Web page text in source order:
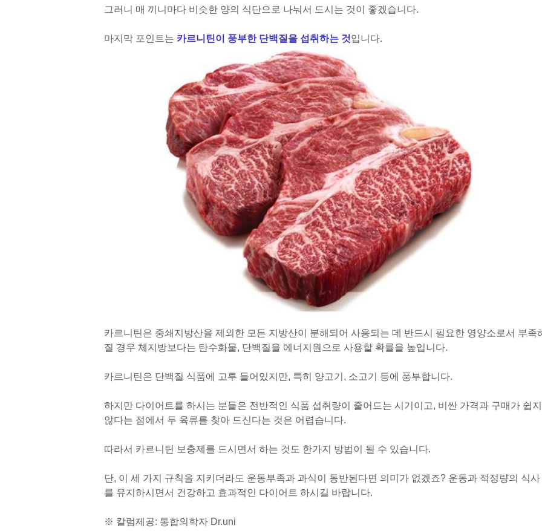
그러니 매 끼니마다 비슷한 양의 식단으로 나눠서 드시는 것이 좋겠습니다.
마지막 포인트는 카르니틴이 풍부한 단백질을 섭취하는 것입니다.
카르니틴은 중쇄지방산을 제외한 모든 지방산이 분해되어 사용되는 데 반드시 필요한 영양소로서 부족
질 경우 체지방보다는 탄수화물, 단백질을 에너지원으로 사용할 확률을 높입니다.
카르니틴은 단백질 식품에 고루 들어있지만, 특히 양고기, 소고기 등에 풍부합니다.
하지만 다이어트를 하시는 분들은 전반적인 식품 섭취량이 줄어드는 시기이고, 비싼 가격과 구매가 쉽지
않다는 점에서 두 육류를 찾아 드신다는 것은 어렵습니다.
따라서 카르니틴 보충제를 드시면서 하는 것도 한가지 방법이 될 수 있습니다.
단, 이 세 가지 규칙을 지키더라도 운동부족과 과식이 동반된다면 의미가 없겠죠? 운동과 적정량의 식사
를 유지하시면서 건강하고 효과적인 다이어트 하시길 바랍니다.
※ 칼럼제공: 통합의학자 Dr.uni